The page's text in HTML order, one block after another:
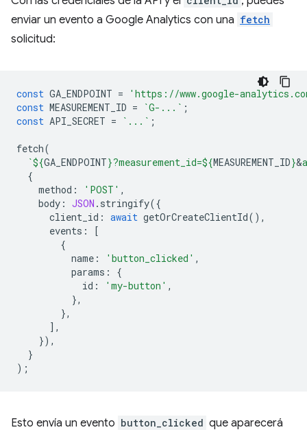
enviar un evento a Google Analytics con una fetch
solicitud:
const GA_ENDPOINT =
'https://www.google-
const MEASUREMENT_ID = `G-...` ;
const API_SECRET = `...` ;
fetch(
`${GA_ENDPOINT}?measurement_id=${MEASUREMENT_ID}&
{
method : 'POST' ,
body : JSON . stringify({
client_id : await getOrCreateClientId(),
events :
[
{
name : 'button_clicked' ,
params :
{
id : 'my-button' ,
},
},
],
}),
}
);
Esto envía un evento button_clicked que aparecerá